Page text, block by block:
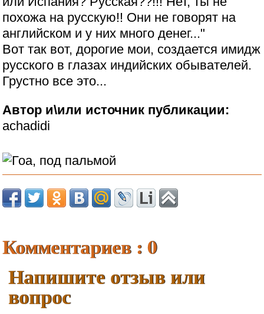
похожа на русскую!! Они не говорят на
английском и у них много денег..."
Вот так вот, дорогие мои, создается имидж
русского в глазах индийских обывателей.
Грустно все это...
Автор и\или источник публикации:
achadidi
Комментариев : 0
Напишите отзыв или
вопрос